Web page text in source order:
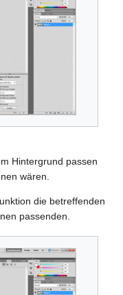
Hintergrund passen
wären.
die betreffenden
passenden.